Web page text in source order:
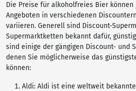
Die Preise für alkoholfreies Bier können
Angeboten in verschiedenen
variieren. Generell sind Discount-
Supermarktketten bekannt dafür,
sind einige der gängigen Discount- und
denen Sie möglicherweise das
können:
Aldi: Aldi ist eine weltweit